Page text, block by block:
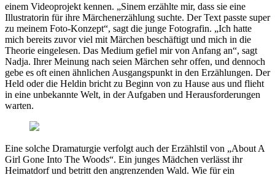
einem Videoprojekt kennen. „Sinem erzählte mir, dass sie eine
Illustratorin für ihre Märchenerzählung suchte. Der Text passte super
zu meinem Foto-Konzept“, sagt die junge Fotografin. „Ich hatte
mich bereits zuvor viel mit Märchen beschäftigt und mich in die
Theorie eingelesen. Das Medium gefiel mir von Anfang an“, sagt
Nadja. Ihrer Meinung nach seien Märchen sehr offen, und dennoch
gebe es oft einen ähnlichen Ausgangspunkt in den Erzählungen. Der
Held oder die Heldin bricht zu Beginn von zu Hause aus und flieht
in eine unbekannte Welt, in der Aufgaben und Herausforderungen
warten.
Eine solche Dramaturgie verfolgt auch der Erzählstil von „About A
Girl Gone Into The Woods“. Ein junges Mädchen verlässt ihr
Heimatdorf und betritt den angrenzenden Wald. Wie für ein